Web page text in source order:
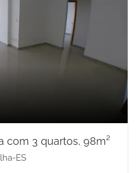
com 3 quartos, 98m²
ES